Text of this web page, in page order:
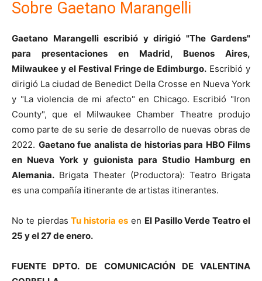
Sobre Gaetano Marangelli
Gaetano Marangelli escribió y dirigió "The Gardens"
para presentaciones en Madrid, Buenos Aires,
Milwaukee y el Festival Fringe de Edimburgo. Escribió y
dirigió La ciudad de Benedict Della Crosse en Nueva York
y "La violencia de mi afecto" en Chicago. Escribió "Iron
County", que el Milwaukee Chamber Theatre produjo
como parte de su serie de desarrollo de nuevas obras de
2022. Gaetano fue analista de historias para HBO Films
en Nueva York y guionista para Studio Hamburg en
Alemania. Brigata Theater (Productora): Teatro Brigata
es una compañía itinerante de artistas itinerantes.
No te pierdasTu historia es en El Pasillo Verde Teatro el
25 y el 27 de enero.
FUENTE DPTO. DE COMUNICACIÓN DE VALENTINA